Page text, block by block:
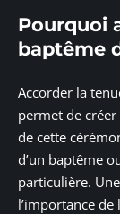
Pourquoi
baptême
Accorder la
permet de
de cette
d’un baptême
particulière.
l’importance de